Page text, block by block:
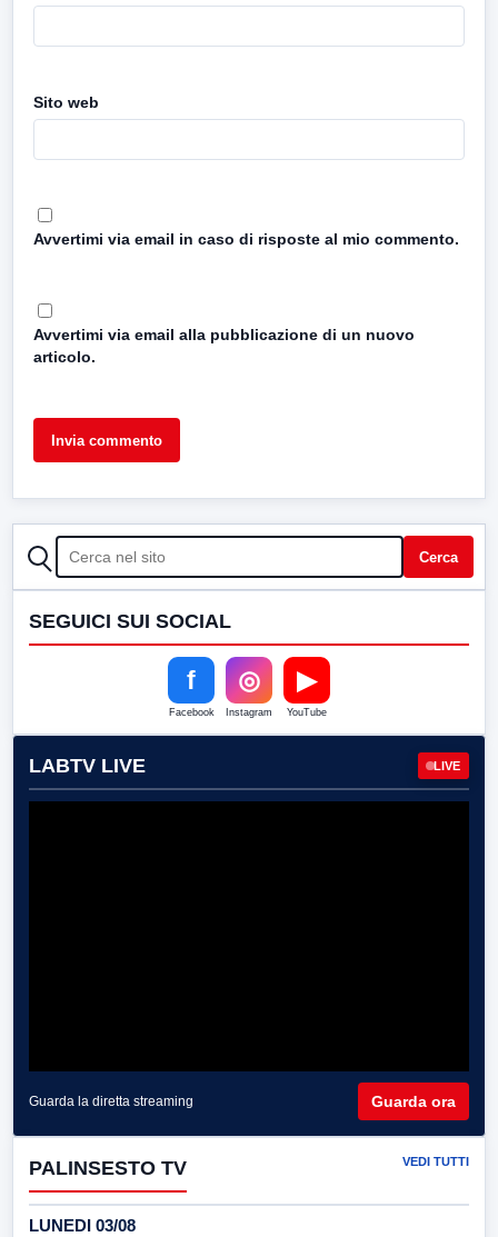
Sito web
Avvertimi via email in caso di risposte al mio commento.
Avvertimi via email alla pubblicazione di un nuovo
articolo.
CERCA Cerca
SEGUICI SUI SOCIAL
f
Facebook
◎
Instagram
▶
YouTube
LABTV LIVE LIVE
Guarda la diretta streaming Guarda ora
PALINSESTO TV VEDI TUTTI
LUNEDI 03/08